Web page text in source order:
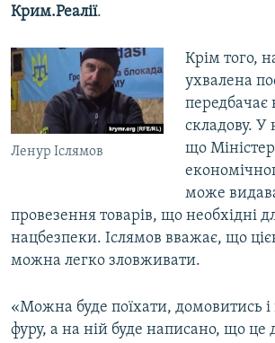
Крим.Реалії.
Ленур Іслямов
Крім того,
ухвалена
передбачає
складову. У
що
може
провезення товарів, що необхідні
нацбезпеки. Іслямов вважає, що
можна легко зловживати.
«Можна буде поїхати, домовитись і
фуру, а на ній буде написано, що це